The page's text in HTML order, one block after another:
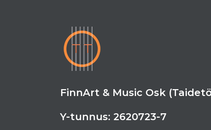
FinnArt & Music Osk
Y-tunnus: 2620723-7